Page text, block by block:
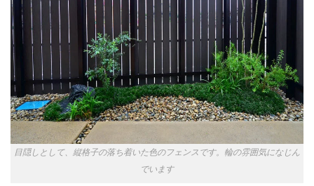
目隠しとして、縦格子の落ち着いた色のフェンスです。輪の雰囲気になじん
でいます